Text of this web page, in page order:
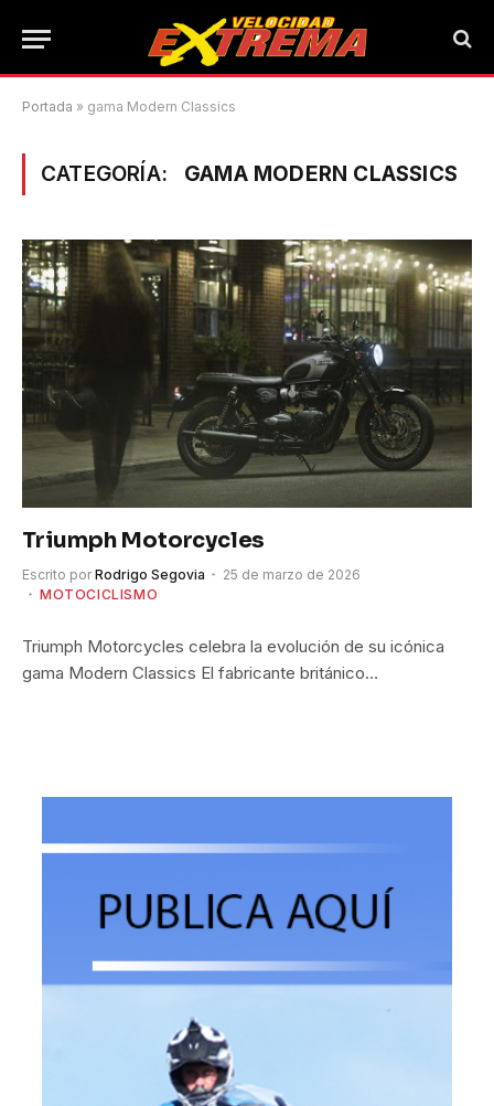
Portada » gama Modern Classics
CATEGORÍA: GAMA MODERN CLASSICS
Triumph Motorcycles
Escrito por Rodrigo Segovia
25 de marzo de 2026
MOTOCICLISMO
Triumph Motorcycles celebra la evolución de su icónica
gama Modern Classics El fabricante británico…